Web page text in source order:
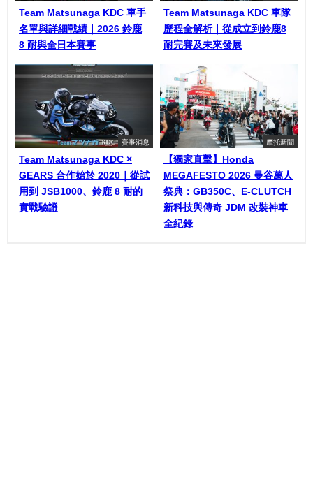
Team Matsunaga KDC 車手
名單與詳細戰績｜2026 鈴鹿
8 耐與全日本賽事
Team Matsunaga KDC 車隊
歷程全解析｜從成立到鈴鹿8
耐完賽及未來發展
賽事消息
Team Matsunaga KDC ×
GEARS 合作始於 2020｜從試
用到 JSB1000、鈴鹿 8 耐的
實戰驗證
摩托新聞
【獨家直擊】Honda
MEGAFESTO 2026 曼谷萬人
祭典：GB350C、E-CLUTCH
新科技與傳奇 JDM 改裝神車
全紀錄